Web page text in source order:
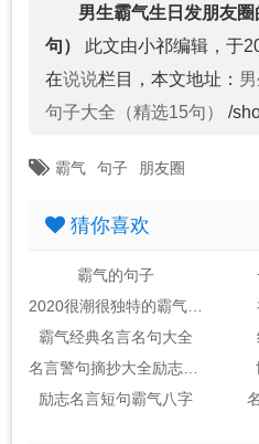
男生霸气生日发朋友
句） 此文由小祁编辑，于
在说说栏目，本文地址：
句子大全（精选15句） /
霸气 句子 朋友圈
猜你喜欢
霸气的句子
霸气经典名言名句大全
励志名言短句霸气八字